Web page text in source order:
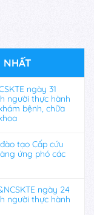
NHẤT
ngày 31
người thực hành
bệnh, chữa
tạo Cấp cứu
ứng phó các
ngày 24
người thực hành